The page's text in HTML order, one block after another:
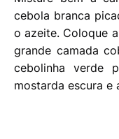
cebola branca
o azeite. Coloque
grande camada
cebolinha verde
mostarda escura e